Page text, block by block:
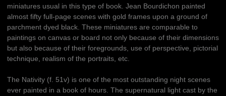
miniatures usual in this type of book. Jean Bourdichon painted
almost fifty full-page scenes with gold frames upon a ground of
parchment dyed black. These miniatures are comparable to
paintings on canvas or board not only because of their dimensions
but also because of their foregrounds, use of perspective, pictorial
technique, realism of the portraits, etc.
The Nativity (f. 51v) is one of the most outstanding night scenes
ever painted in a book of hours. The supernatural light cast by the